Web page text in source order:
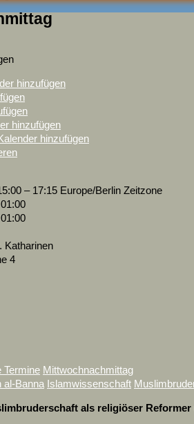
hinzufügen
hinzufügen
hinzufügen
– 17:15 Europe/Berlin Zeitzone
Katharinen
4
Termine Mittwochnachmittag
al-Banna Islamwissenschaft
als religiöser